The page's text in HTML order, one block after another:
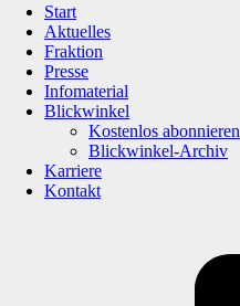
Start
Aktuelles
Fraktion
Presse
Infomaterial
Blickwinkel
Kostenlos abonnieren
Blickwinkel-Archiv
Karriere
Kontakt